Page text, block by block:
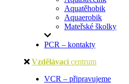
Aquatěhobik
Aquaerobik
Mateřské školky
PCR – kontakty
Vzdělávací centrum
VCR – připravujeme